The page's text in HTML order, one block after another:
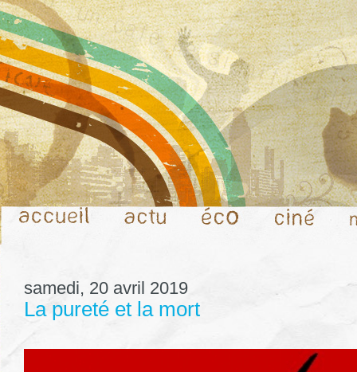
samedi, 20 avril 2019
La pureté et la mort